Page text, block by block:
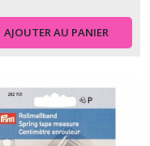
AJOUTER AU PANIER